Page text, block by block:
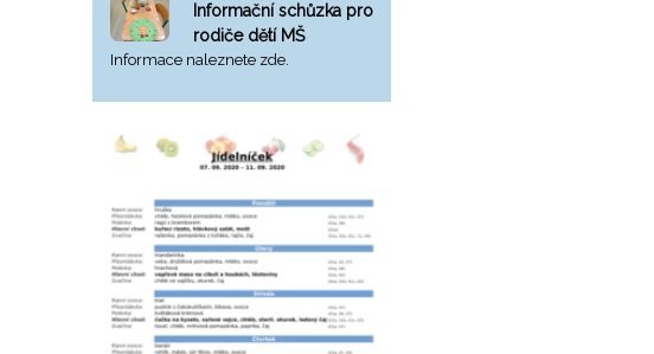
Informační schůzka pro
rodiče dětí MŠ
Informace naleznete zde.